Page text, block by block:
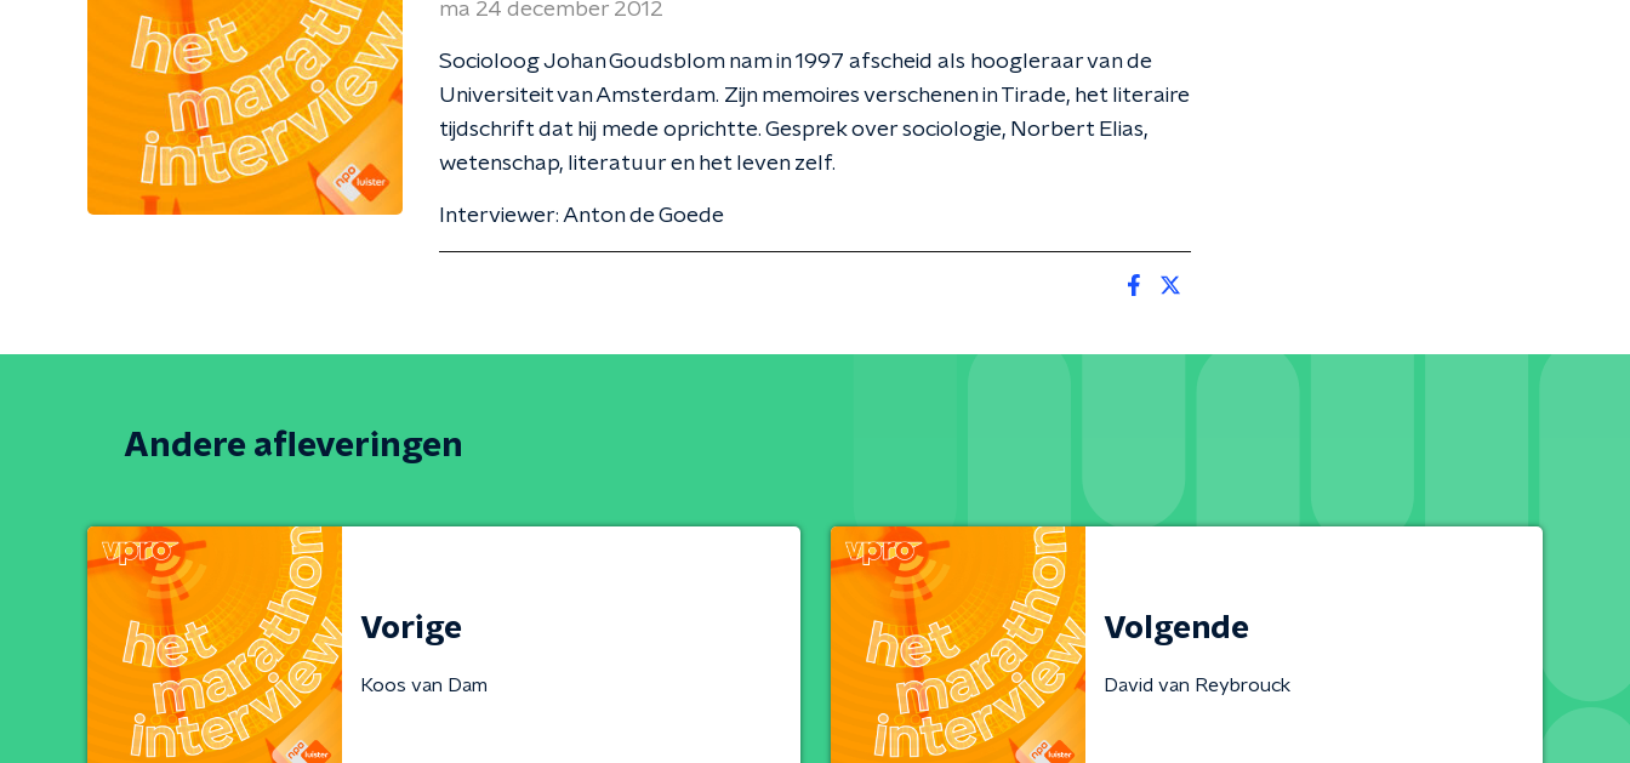
ma 24 december 2012
Socioloog Johan Goudsblom nam in 1997 afscheid als hoogleraar van de
Universiteit van Amsterdam. Zijn memoires verschenen in Tirade, het literaire
tijdschrift dat hij mede oprichtte. Gesprek over sociologie, Norbert Elias,
wetenschap, literatuur en het leven zelf.
Interviewer: Anton de Goede
Andere afleveringen
Vorige
Koos van Dam
Volgende
David van Reybrouck